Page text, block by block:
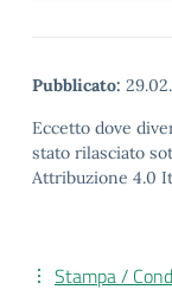
Pubblicato:
Eccetto dove
stato rilasciato
Attribuzione 4.0
Stampa /